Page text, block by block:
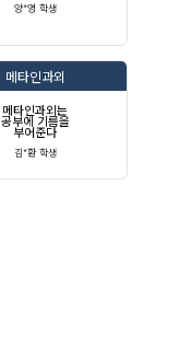
양*영 학생
메타인과외
메타인과외는
공부에 기름을
부어준다
김*환 학생